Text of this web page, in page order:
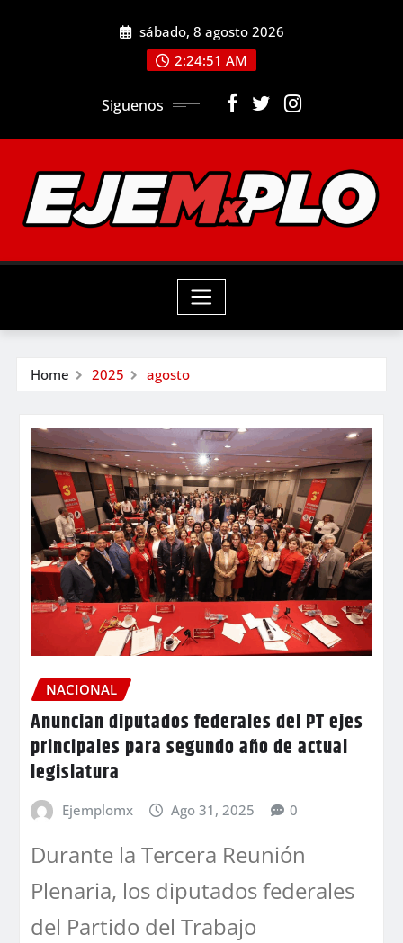
sábado, 8 agosto 2026
2:24:52 AM
Siguenos
Home 2025 agosto
NACIONAL
Anuncian diputados federales del PT ejes
principales para segundo año de actual
legislatura
Ejemplomx Ago 31, 2025 0
Durante la Tercera Reunión
Plenaria, los diputados federales
del Partido del Trabajo